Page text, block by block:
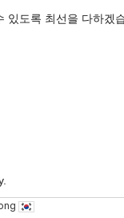
율에 따른 육
있도록 최선을 다하겠